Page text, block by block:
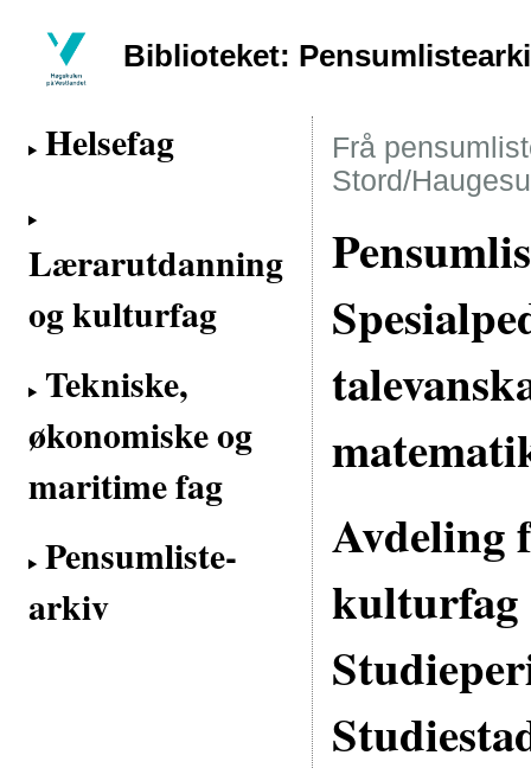
Biblioteket:
Helsefag
Lærarutdanning
og kulturfag
Tekniske,
økonomiske og
maritime fag
Pensumliste-
arkiv
Frå
Stord/
Avdeling
kulturfag